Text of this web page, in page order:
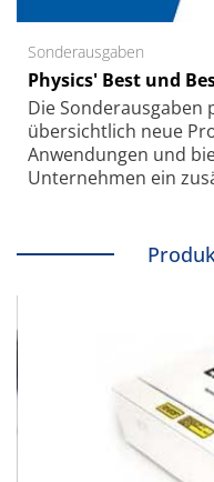
Sonderausgaben
Physics' Best und
Die
übersichtlich neue
Anwendungen und
Unternehmen ein